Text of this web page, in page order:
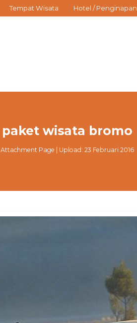
Tempat Wisata Hotel / Penginapan
paket wisata bromo
Attachment Page | Upload: 23 Februari 2016